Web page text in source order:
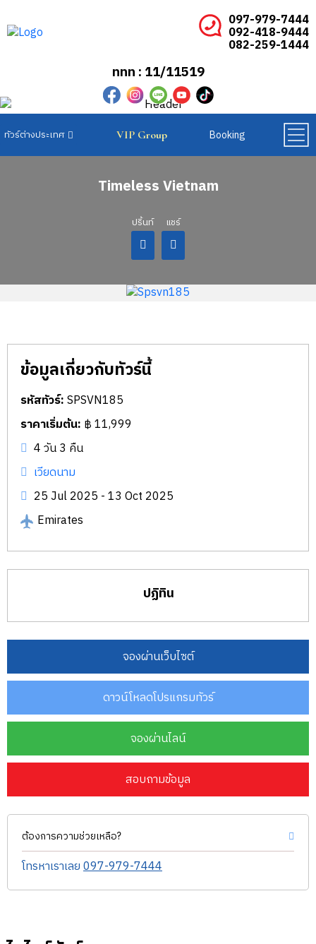
097-979-7444
092-418-9444
082-259-1444
ททท : 11/11519
VIP Group Booking
Timeless Vietnam
ข้อมูลเกี่ยวกับทัวร์นี้
รหัสทัวร์:SPSVN185
ราคาเริ่มต้น: ฿ 11,999
4 วัน 3 คืน
เวียดนาม
25 Jul 2025 - 13 Oct 2025
Emirates
ปฏิทิน
จองผ่านเว็บไซต์
ดาวน์โหลดโปรแกรมทัวร์
จองผ่านไลน์
สอบถามข้อมูล
ต้องการความช่วยเหลือ?
โทรหาเราเลย097-979-7444